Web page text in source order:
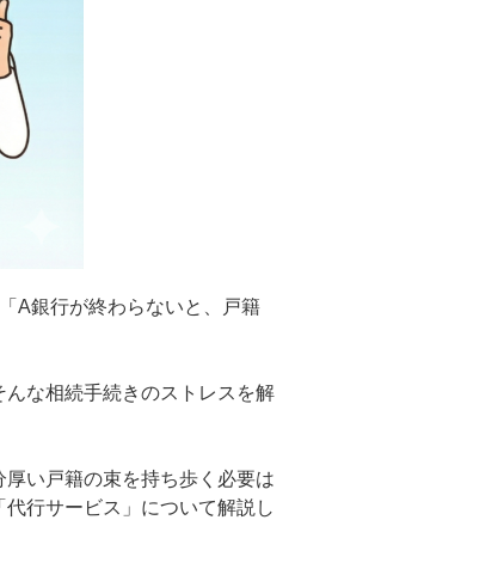
A銀行が終わらないと、戸籍
な相続手続きのストレスを解
い戸籍の束を持ち歩く必要は
行サービス」について解説し